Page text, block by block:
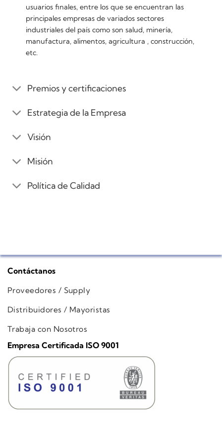
usuarios finales, entre los que se encuentran las
principales empresas de variados sectores
industriales del país como son salud, minería,
manufactura, alimentos, agricultura , construcción,
etc.
Premios y certificaciones
Estrategia de la Empresa
Visión
Misión
Política de Calidad
Contáctanos
Proveedores / Supply
Distribuidores / Mayoristas
Trabaja con Nosotros
Empresa Certificada ISO 9001